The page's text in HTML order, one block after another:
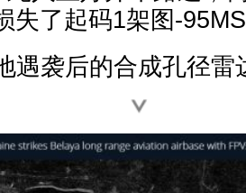
失了起码1架图-
遇袭后的合成孔径雷